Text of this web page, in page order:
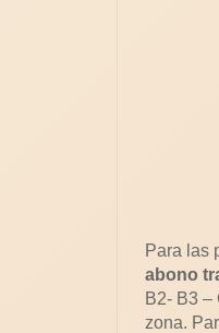
Para las
abono
B2- B3
zona.